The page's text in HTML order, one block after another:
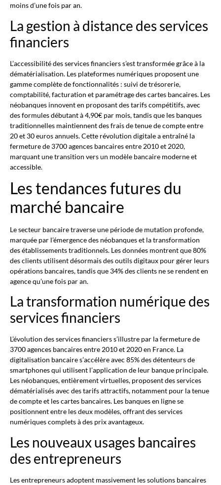
moins d’une fois par an.
La gestion à distance des services
financiers
L’accessibilité des services financiers s’est transformée grâce à la
dématérialisation. Les plateformes numériques proposent une
gamme complète de fonctionnalités : suivi de trésorerie,
comptabilité, facturation et paramétrage des cartes bancaires. Les
néobanques innovent en proposant des tarifs compétitifs, avec
des formules débutant à 4,90€ par mois, tandis que les banques
traditionnelles maintiennent des frais de tenue de compte entre
20 et 30 euros annuels. Cette révolution digitale a entraîné la
fermeture de 3700 agences bancaires entre 2010 et 2020,
marquant une transition vers un modèle bancaire moderne et
accessible.
Les tendances futures du
marché bancaire
Le secteur bancaire traverse une période de mutation profonde,
marquée par l’émergence des néobanques et la transformation
des établissements traditionnels. Les données montrent que 80%
des clients utilisent désormais des outils digitaux pour gérer leurs
opérations bancaires, tandis que 34% des clients ne se rendent en
agence qu’une fois par an.
La transformation numérique des
services financiers
L’évolution des services financiers s’illustre par la fermeture de
3700 agences bancaires entre 2010 et 2020 en France. La
digitalisation bancaire s’accélère avec 85% des détenteurs de
smartphones qui utilisent l’application de leur banque principale.
Les néobanques, entièrement virtuelles, proposent des services
dématérialisés avec des tarifs attractifs, notamment pour la tenue
de compte et les cartes bancaires. Les banques en ligne se
positionnent entre les deux modèles, offrant des services
numériques complets à des prix avantageux.
Les nouveaux usages bancaires
des entrepreneurs
Les entrepreneurs adoptent massivement les solutions bancaires